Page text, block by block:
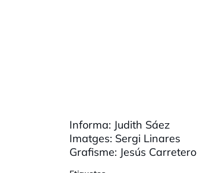
Informa: Judith Sáez
Imatges: Sergi Linares
Grafisme: Jesús Carretero